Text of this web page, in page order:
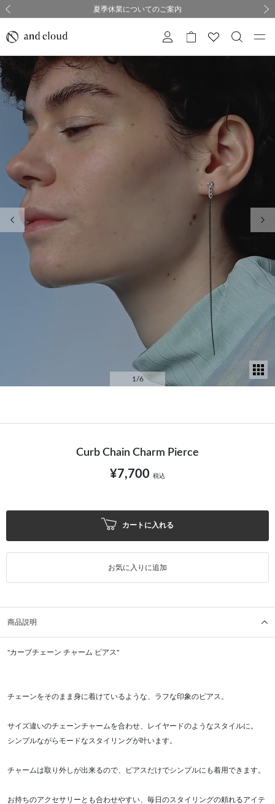
採用のご案内
熊本県熊本地方を震源とする地震の影響について
夏季休業についてのご案内
購入証明書ペーパーレス化のお知らせ
採用のご案内
熊本県熊本地方を震源とする地震の影響について
前の画像
1 /6
Curb Chain Charm Pierce
¥7,700 税込
カートに入れる
お気に入りに追加
商品説明
"カーブチェーン チャーム ピアス"
チェーンをそのまま身に着けているような、ラフな印象のピアス。
サイズ違いのチェーンチャームを合わせ、レイヤードのようなスタイルに。
シンプルながらモードなスタイリングが叶います。
チャームは取り外しが出来るので、ピアスだけでシンプルにも着用できます。
お持ちのアクセサリーとも合わせやすい、毎日のスタイリングの頼れるアイテ